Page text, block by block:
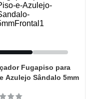
Fugapiso para
Azulejo Sândalo 5mm